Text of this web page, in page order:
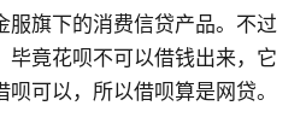
服旗下的消费信贷产品。不过
毕竟花呗不可以借钱出来，它
可以，所以借呗算是网贷。